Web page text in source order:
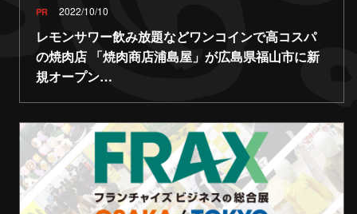
PR 2022/10/10
レモンサワー飲み放題などワンコインで高コスパ
の焼肉店 「焼肉商店浦島屋」が広島県福山市に新
規オープン…